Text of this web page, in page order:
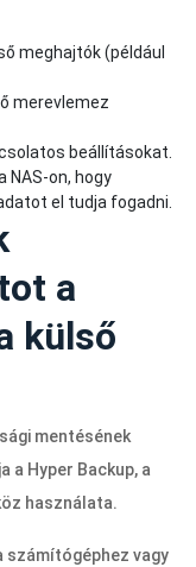
meghajtók (például
merevlemez
beállításokat.
NAS-on, hogy
el tudja fogadni.
a
külső
mentésének
a Hyper Backup, a
használata.
számítógéphez vagy